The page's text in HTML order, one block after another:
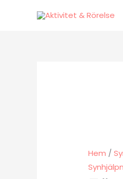
Hem /